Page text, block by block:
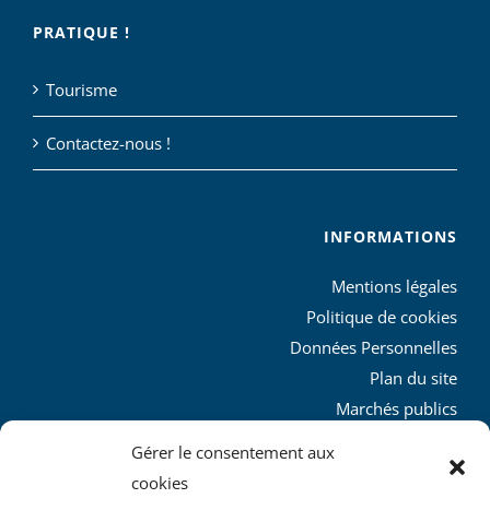
Gérer le consentement aux
cookies
PRATIQUE !
Tourisme
Contactez-nous !
INFORMATIONS
Mentions légales
Politique de cookies
Données Personnelles
Plan du site
Marchés publics
L’agglo recrute